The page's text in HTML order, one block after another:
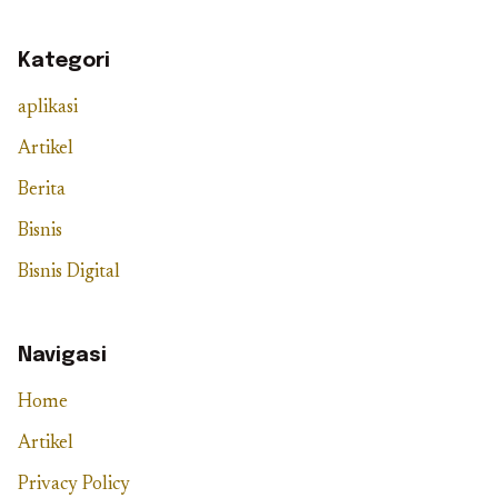
Kategori
aplikasi
Artikel
Berita
Bisnis
Bisnis Digital
Navigasi
Home
Artikel
Privacy Policy